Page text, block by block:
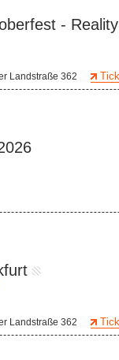
- Reality
Landstraße 362
Landstraße 362